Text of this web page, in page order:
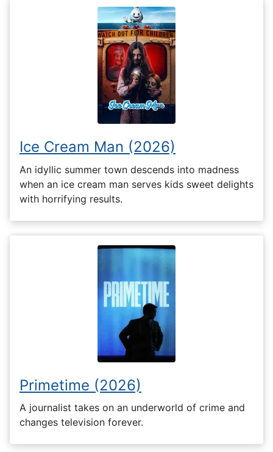
Ice Cream Man (2026)
An idyllic summer town descends into madness
when an ice cream man serves kids sweet delights
with horrifying results.
Primetime (2026)
A journalist takes on an underworld of crime and
changes television forever.